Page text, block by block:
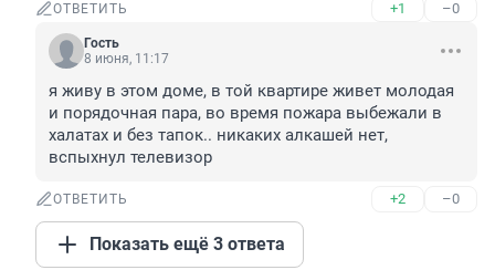
ОТВЕТИТЬ +1 –0
Гость
8 июня, 11:17
я живу в этом доме, в той квартире живет молодая
и порядочная пара, во время пожара выбежали в
халатах и без тапок.. никаких алкашей нет,
вспыхнул телевизор
ОТВЕТИТЬ +2 –0
Показать ещё 3 ответа